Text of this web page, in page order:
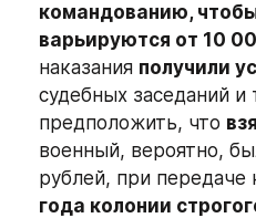
командованию,
варьируются от 10
наказания получили
судебных заседаний
предположить, что
военный, вероятно,
рублей, при
года колонии